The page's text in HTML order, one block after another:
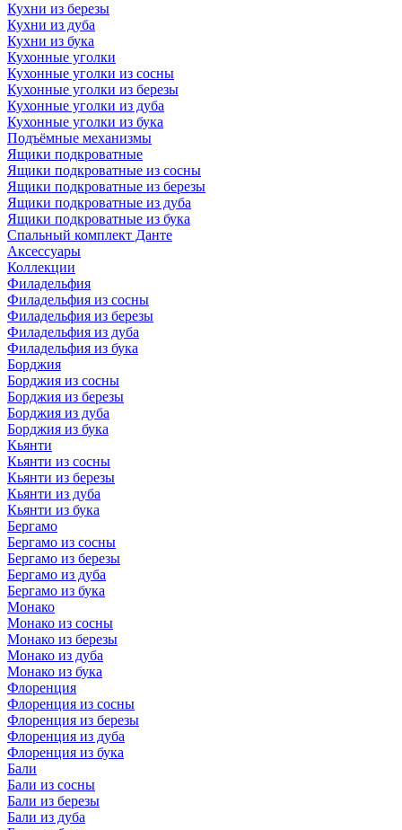
Кухни из березы
Кухни из дуба
Кухни из бука
Кухонные уголки
Кухонные уголки из сосны
Кухонные уголки из березы
Кухонные уголки из дуба
Кухонные уголки из бука
Подъёмные механизмы
Ящики подкроватные
Ящики подкроватные из сосны
Ящики подкроватные из березы
Ящики подкроватные из дуба
Ящики подкроватные из бука
Спальный комплект Данте
Аксессуары
Коллекции
Филадельфия
Филадельфия из сосны
Филадельфия из березы
Филадельфия из дуба
Филадельфия из бука
Борджия
Борджия из сосны
Борджия из березы
Борджия из дуба
Борджия из бука
Кьянти
Кьянти из сосны
Кьянти из березы
Кьянти из дуба
Кьянти из бука
Бергамо
Бергамо из сосны
Бергамо из березы
Бергамо из дуба
Бергамо из бука
Монако
Монако из сосны
Монако из березы
Монако из дуба
Монако из бука
Флоренция
Флоренция из сосны
Флоренция из березы
Флоренция из дуба
Флоренция из бука
Бали
Бали из сосны
Бали из березы
Бали из дуба